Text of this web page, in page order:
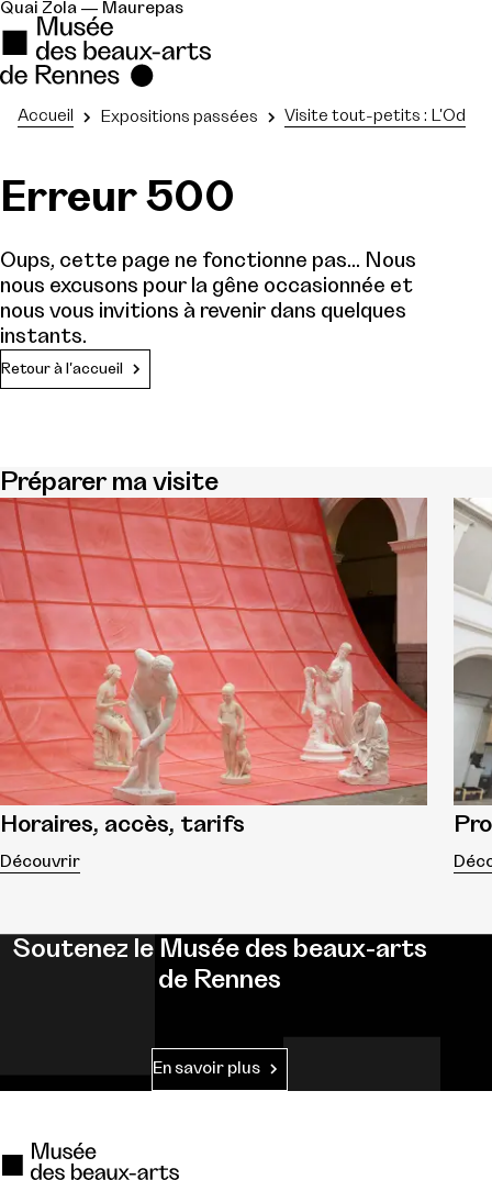
Quai Zola — Maurepas
Accueil Expositions passées Visite tout-petits :
Erreur 500
Oups, cette page ne fonctionne pas... Nous
nous excusons pour la gêne occasionnée et
nous vous invitions à revenir dans quelques
instants.
Retour à l'accueil
Préparer ma visite
Horaires, accès, tarifs
Découvrir
Soutenez le Musée des beaux-arts
de Rennes
En savoir plus